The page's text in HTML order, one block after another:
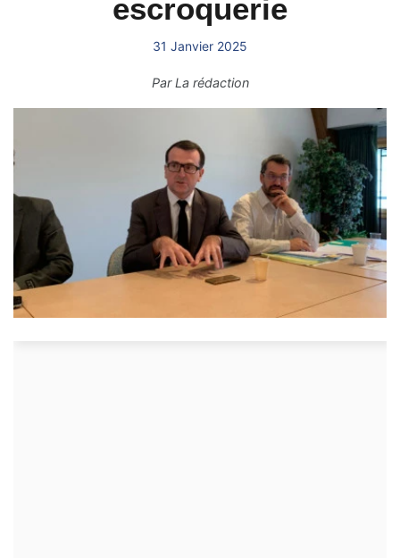
escroquerie
31 Janvier 2025
ParLa rédaction